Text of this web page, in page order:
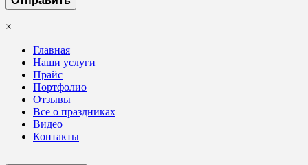
×
Главная
Наши услуги
Прайс
Портфолио
Отзывы
Все о праздниках
Видео
Контакты